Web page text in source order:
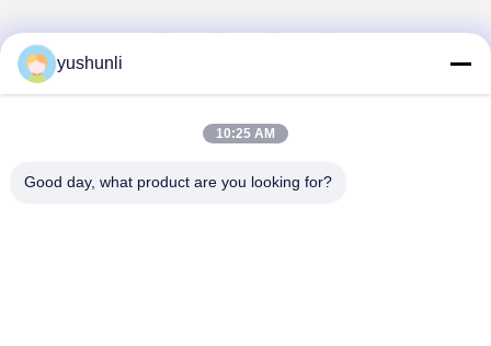
yushunli
10:25 AM
Good day, what product are you looking for?